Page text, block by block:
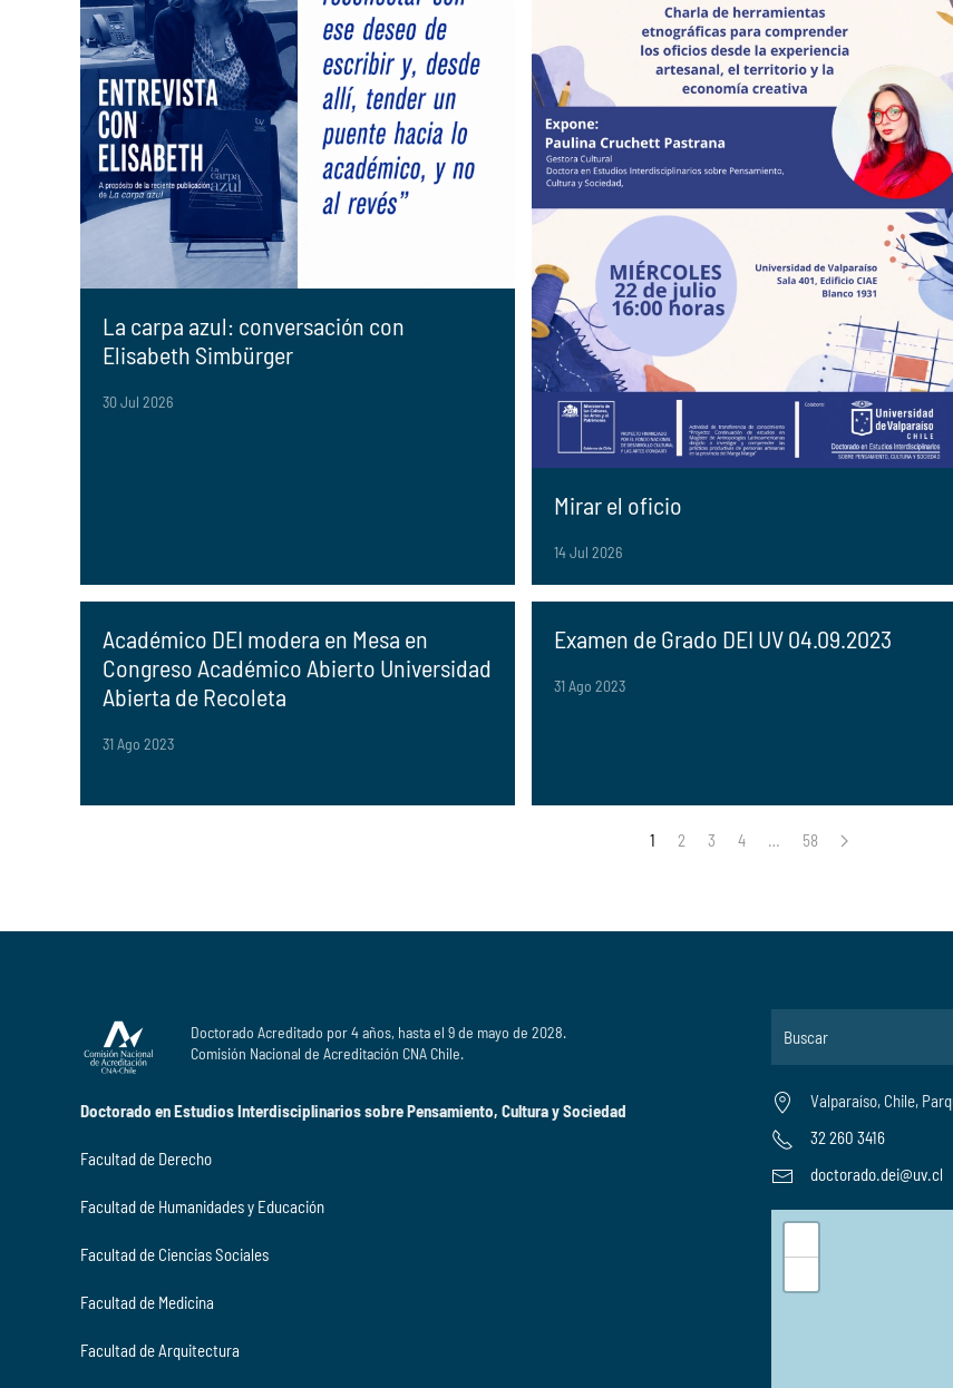
La carpa azul: conversación con
Elisabeth Simbürger
30 Jul 2026
Mirar el oficio
14 Jul 2026
Académico DEI modera en Mesa en
Congreso Académico Abierto Universidad
Abierta de Recoleta
31 Ago 2023
Examen de Grado DEI UV 04.09.2023
31 Ago 2023
1 2 3 4 … 58
Doctorado Acreditado por 4 años, hasta el 9 de mayo de 2028.
Comisión Nacional de Acreditación CNA Chile.
Doctorado en Estudios Interdisciplinarios sobre Pensamiento, Cultura y Sociedad
Facultad de Derecho
Facultad de Humanidades y Educación
Facultad de Ciencias Sociales
Facultad de Medicina
Facultad de Arquitectura
Valparaíso, Chile,
32 260 3416
doctorado.dei@uv.cl